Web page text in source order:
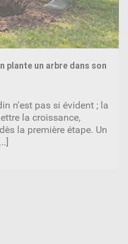
plante un arbre dans son
n'est pas si évident ; la
la croissance,
la première étape. Un